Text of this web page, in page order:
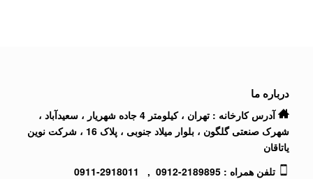
درباره ما
آدرس کارخانه : تهران ، کیلومتر 4 جاده شهریار ، سعیدآباد ،
شهرک صنعتی گلگون ، بلوار میلاد جنوبی ، پلاک 16 ، شرکت نوین
یاتاقان
تلفن همراه : 2189895-0912
,
2918011-0911